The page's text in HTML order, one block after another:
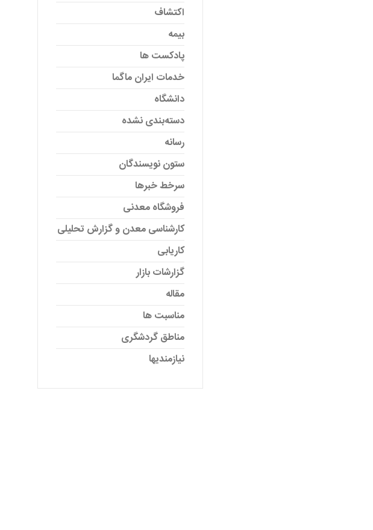
اکتشاف
بیمه
پادکست ها
خدمات ایران ماگما
دانشگاه
دسته‌بندی نشده
رسانه
ستون نویسندگان
سرخط خبرها
فروشگاه معدنی
کارشناسی معدن و گزارش تحلیلی
کاریابی
گزارشات بازار
مقاله
مناسبت ها
مناطق گردشگری
نیازمندیها